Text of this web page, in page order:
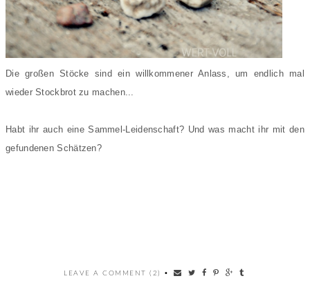
Die großen Stöcke sind ein willkommener Anlass, um endlich mal
wieder Stockbrot zu machen...
Habt ihr auch eine Sammel-Leidenschaft? Und was macht ihr mit den
gefundenen Schätzen?
LEAVE A COMMENT (2) •